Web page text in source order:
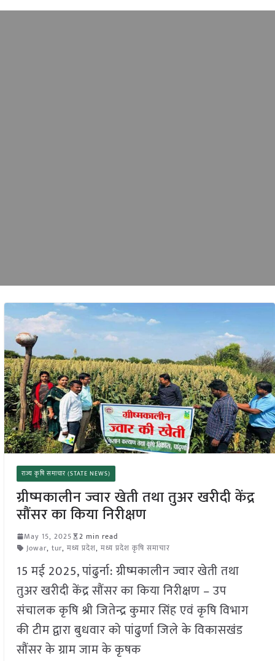
राज्य कृषि समाचार (STATE NEWS)
ग्रीष्मकालीन ज्वार खेती तथा तुअर खरीदी केंद्र
सौंसर का किया निरीक्षण
May 15, 2025
2 min read
Jowar, tur, मध्य प्रदेश, मध्य प्रदेश कृषि समाचार
15 मई 2025, पांढुर्ना: ग्रीष्मकालीन ज्वार खेती तथा
तुअर खरीदी केंद्र सौंसर का किया निरीक्षण – उप
संचालक कृषि श्री जितेन्द्र कुमार सिंह एवं कृषि विभाग
की टीम द्वारा बुधवार को पांढुर्णा जिले के विकासखंड
सौंसर के ग्राम जाम के कृषक